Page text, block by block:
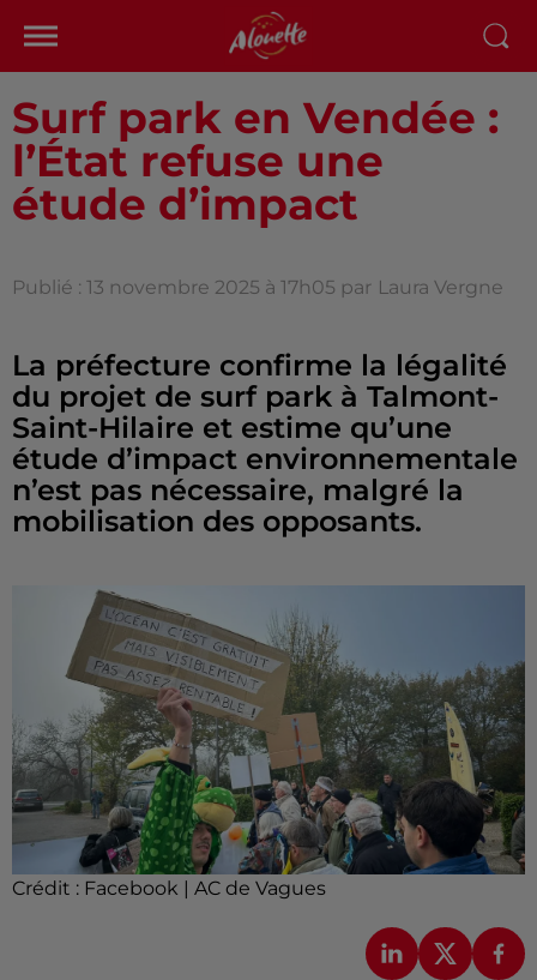
Surf park en Vendée :
l’État refuse une
étude d’impact
Publié : 13 novembre 2025 à 17h05 par Laura Vergne
La préfecture confirme la légalité
du projet de surf park à Talmont-
Saint-Hilaire et estime qu’une
étude d’impact environnementale
n’est pas nécessaire, malgré la
mobilisation des opposants.
Crédit : Facebook | AC de Vagues